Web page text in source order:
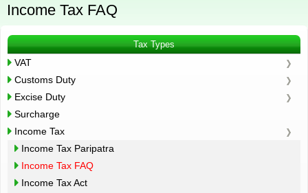
Income Tax FAQ
Tax Types
VAT
Customs Duty
Excise Duty
Surcharge
Income Tax
Income Tax Paripatra
Income Tax FAQ
Income Tax Act